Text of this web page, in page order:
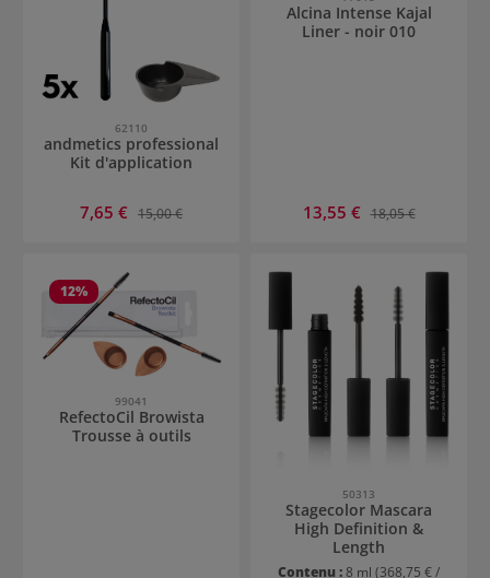
62110
andmetics professional
Kit d'application
Prix de vente :
7,65 € Prix régulier :
15,00 €
Alcina Intense Kajal
Liner - noir 010
Prix de vente :
13,55 € Prix régulier :
18,05 €
12%
99041
RefectoCil Browista
Trousse à outils
50313
Stagecolor Mascara
High Definition &
Length
Contenu :8 ml (368,75 € /